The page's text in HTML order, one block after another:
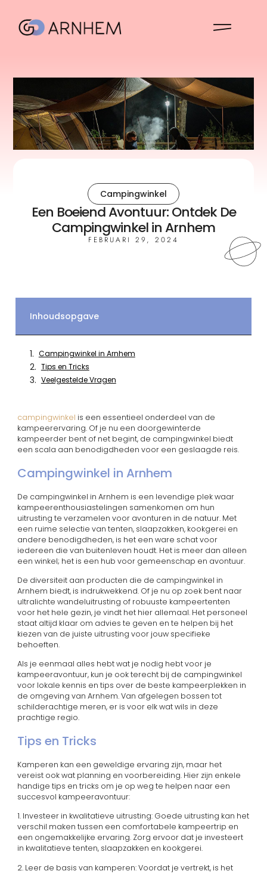
Campingwinkel
Een Boeiend Avontuur: Ontdek De
Campingwinkel in Arnhem
FEBRUARI 29, 2024
campingwinkel is een essentieel onderdeel van de
kampeerervaring. Of je nu een doorgewinterde
kampeerder bent of net begint, de campingwinkel biedt
een scala aan benodigdheden voor een geslaagde reis.
Campingwinkel in Arnhem
De campingwinkel in Arnhem is een levendige plek waar
kampeerenthousiastelingen samenkomen om hun
uitrusting te verzamelen voor avonturen in de natuur. Met
een ruime selectie van tenten, slaapzakken, kookgerei en
andere benodigdheden, is het een ware schat voor
iedereen die van buitenleven houdt. Het is meer dan alleen
een winkel; het is een hub voor gemeenschap en avontuur.
De diversiteit aan producten die de campingwinkel in
Arnhem biedt, is indrukwekkend. Of je nu op zoek bent naar
ultralichte wandeluitrusting of robuuste kampeertenten
voor het hele gezin, je vindt het hier allemaal. Het personeel
staat altijd klaar om advies te geven en te helpen bij het
kiezen van de juiste uitrusting voor jouw specifieke
behoeften.
Als je eenmaal alles hebt wat je nodig hebt voor je
kampeeravontuur, kun je ook terecht bij de campingwinkel
voor lokale kennis en tips over de beste kampeerplekken in
de omgeving van Arnhem. Van afgelegen bossen tot
schilderachtige meren, er is voor elk wat wils in deze
prachtige regio.
Tips en Tricks
Kamperen kan een geweldige ervaring zijn, maar het
vereist ook wat planning en voorbereiding. Hier zijn enkele
handige tips en tricks om je op weg te helpen naar een
succesvol kampeeravontuur:
1. Investeer in kwalitatieve uitrusting: Goede uitrusting kan het
verschil maken tussen een comfortabele kampeertrip en
een ongemakkelijke ervaring. Zorg ervoor dat je investeert
in kwalitatieve tenten, slaapzakken en kookgerei.
2. Leer de basis van kamperen: Voordat je vertrekt, is het
Inhoudsopgave
Campingwinkel in Arnhem
Tips en Tricks
Veelgestelde Vragen